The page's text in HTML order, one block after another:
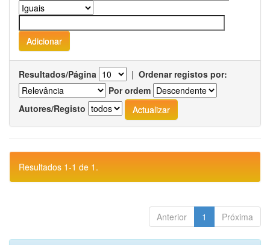
Resultados/Página | Ordenar registos por:
Por ordem
Autores/Registo
Resultados 1-1 de 1.
Anterior 1 Próxima